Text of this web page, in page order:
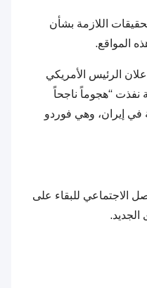
اللازمة بشأن
المواقع.
الرئيس الأمريكي
نفذت “هجوماً ناجحاً
في إيران، وهي فوردو
الاجتماعي للبقاء على